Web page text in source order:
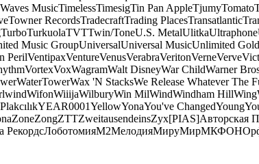
MusicTimelessTimesigTin Pan AppleTjumyTomato
Towner RecordsTradecraftTrading PlacesTransatlantic
TurboTurkuolaTVTTwin/ToneU.S. MetalUlitkaUltraphone
Music GroupUniversalUniversal MusicUnlimited Gold
PerilVentipaxVentureVenusVerabraVeritonVerneVerve
VortexVoxWagramWalt DisneyWar ChildWarner
WaterTowerWax 'N StacksWe Release Whatever The
WifonWiiijaWilburyWin MilWindWindham HillWing
YEAR0001YellowYonaYou've ChangedYoung
ZoneZongZTTZweitausendeinsZyx[PIAS]Авторская
РекордсЛоботомияМ2МелодияМируМирМКФОН